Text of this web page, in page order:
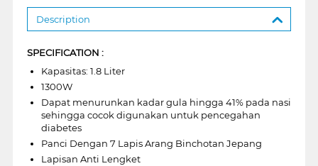
Description
SPECIFICATION :
Kapasitas: 1.8 Liter
1300W
Dapat menurunkan kadar gula hingga 41% pada nasi
sehingga cocok digunakan untuk pencegahan
diabetes
Panci Dengan 7 Lapis Arang Binchotan Jepang
Lapisan Anti Lengket